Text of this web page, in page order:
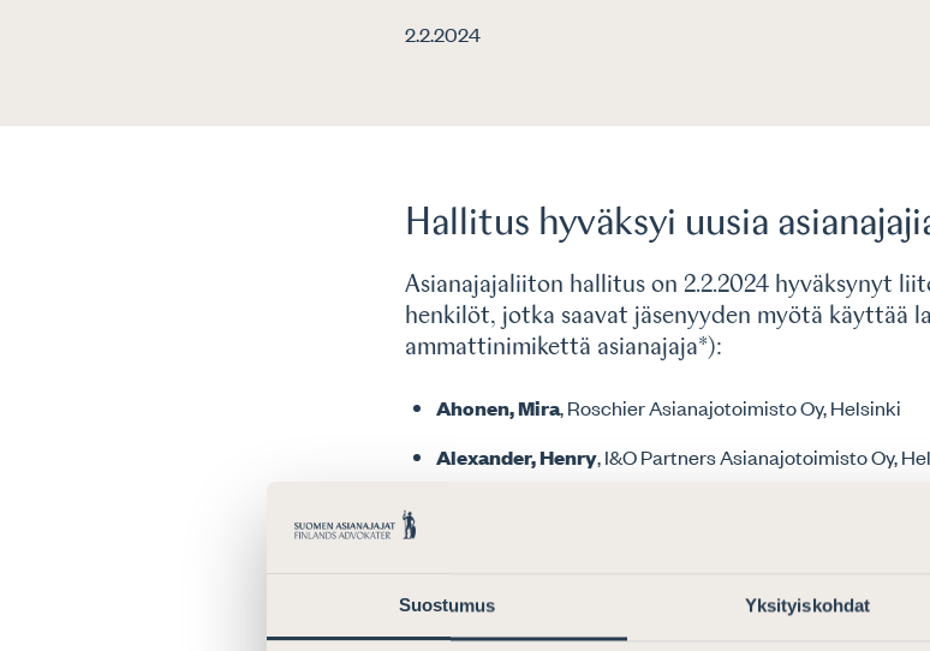
Suostumus Yksityiskohdat
2.2.2024
Hallitus hyväksyi uusia
Asianajajaliiton hallitus on 2.2.2024 hyväksynyt
henkilöt, jotka saavat jäsenyyden myötä käyttää
ammattinimikettä asianajaja*):
Ahonen, Mira, Roschier Asianajotoimisto Oy, Helsinki
Alexander, Henry, I&O Partners Asianajotoimisto Oy,
Keinänen, Juho
, Borenius Asianajotoimisto Oy, Helsinki